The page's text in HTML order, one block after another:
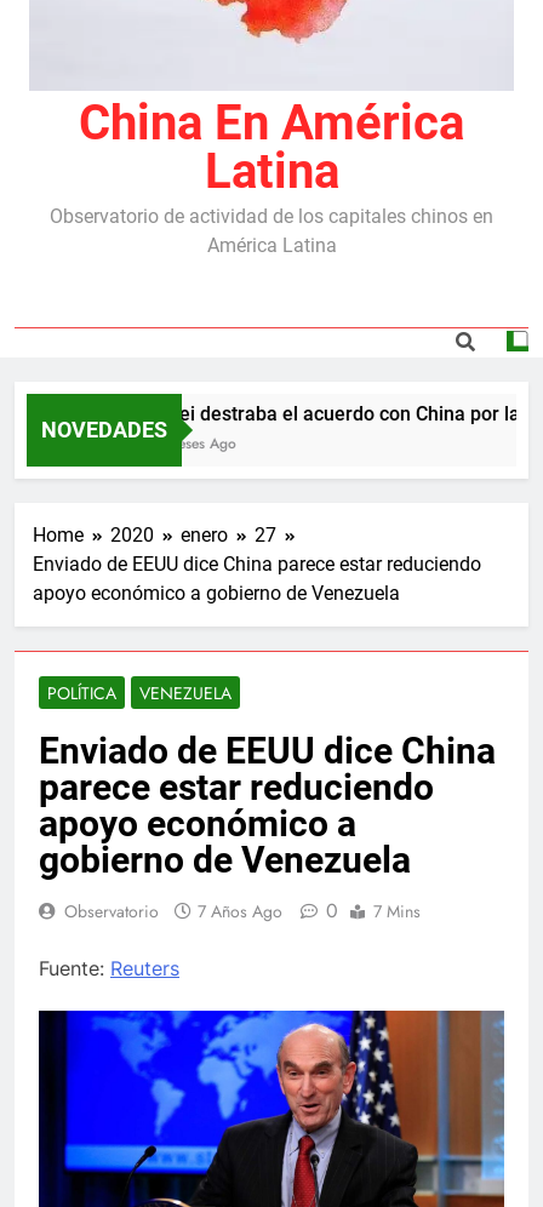
China En América
Latina
Observatorio de actividad de los capitales chinos en
América Latina
NOVEDADES
Milei destraba el acuerdo con China por las
5 Meses Ago
Home 2020 enero
27
Enviado de EEUU dice China parece estar reduciendo
apoyo económico a gobierno de Venezuela
POLÍTICA VENEZUELA
Enviado de EEUU dice China
parece estar reduciendo
apoyo económico a
gobierno de Venezuela
Observatorio 7 Años Ago 0 7 Mins
Fuente: Reuters